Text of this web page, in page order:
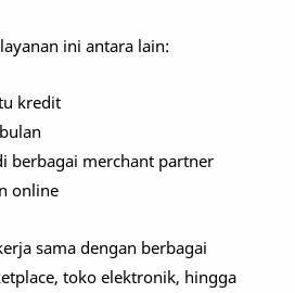
ini antara lain:
kredit
berbagai merchant partner
online
sama dengan berbagai
toko elektronik, hingga